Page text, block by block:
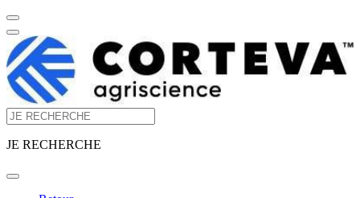
JE RECHERCHE